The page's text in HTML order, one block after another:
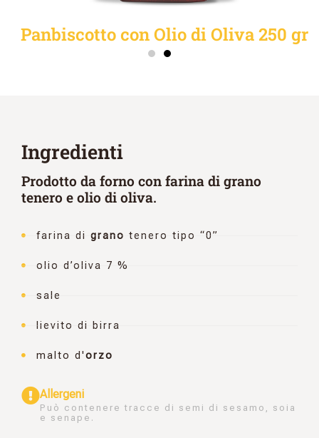
Panbiscotto con Olio di Oliva 250 gr
Ingredienti
Prodotto da forno con farina di grano
tenero e olio di oliva.
farina di grano tenero tipo “0”
olio d’oliva 7 %
sale
lievito di birra
malto d'orzo
Allergeni
Può contenere tracce di semi di sesamo, soia
e senape.